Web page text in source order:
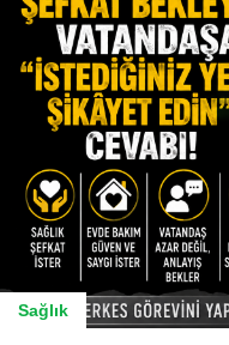
Sağlık